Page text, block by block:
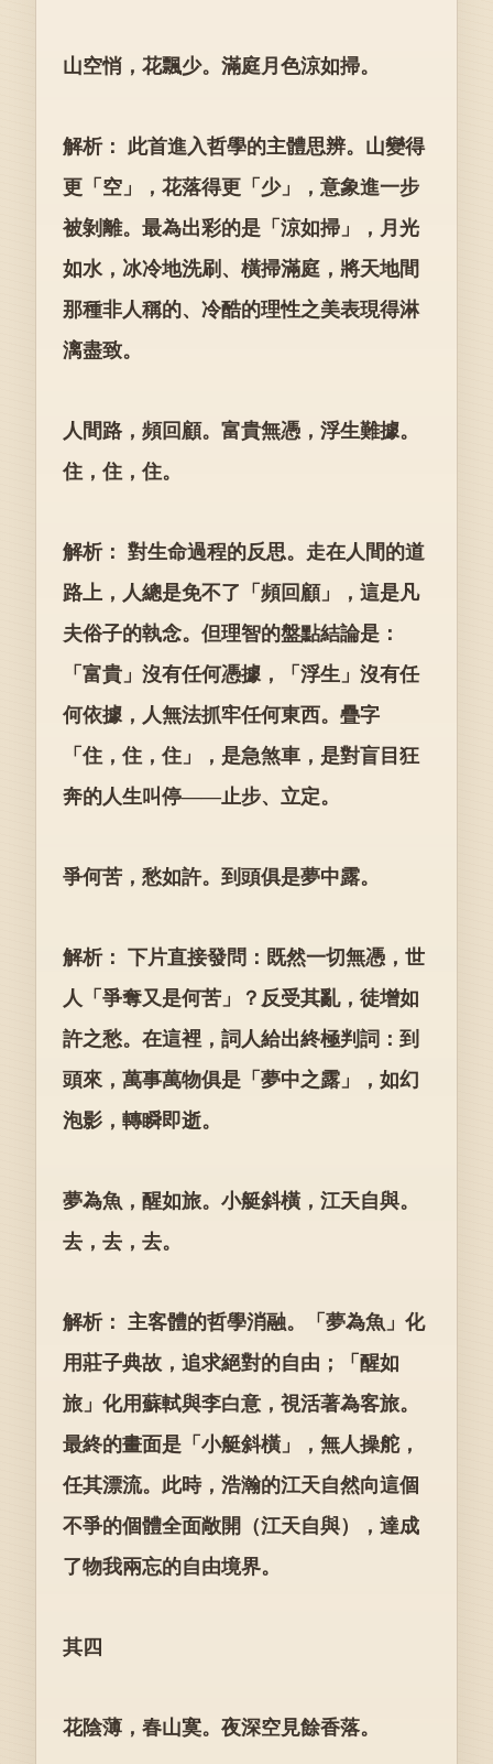
山空悄，花飄少。滿庭月色涼如掃。
解析： 此首進入哲學的主體思辨。山變得
更「空」，花落得更「少」，意象進一步
被剝離。最為出彩的是「涼如掃」，月光
如水，冰冷地洗刷、橫掃滿庭，將天地間
那種非人稱的、冷酷的理性之美表現得淋
漓盡致。
人間路，頻回顧。富貴無憑，浮生難據。
住，住，住。
解析： 對生命過程的反思。走在人間的道
路上，人總是免不了「頻回顧」，這是凡
夫俗子的執念。但理智的盤點結論是：
「富貴」沒有任何憑據，「浮生」沒有任
何依據，人無法抓牢任何東西。疊字
「住，住，住」，是急煞車，是對盲目狂
奔的人生叫停——止步、立定。
爭何苦，愁如許。到頭俱是夢中露。
解析： 下片直接發問：既然一切無憑，世
人「爭奪又是何苦」？反受其亂，徒增如
許之愁。在這裡，詞人給出終極判詞：到
頭來，萬事萬物俱是「夢中之露」，如幻
泡影，轉瞬即逝。
夢為魚，醒如旅。小艇斜橫，江天自與。
去，去，去。
解析： 主客體的哲學消融。「夢為魚」化
用莊子典故，追求絕對的自由；「醒如
旅」化用蘇軾與李白意，視活著為客旅。
最終的畫面是「小艇斜橫」，無人操舵，
任其漂流。此時，浩瀚的江天自然向這個
不爭的個體全面敞開（江天自與），達成
了物我兩忘的自由境界。
其四
花陰薄，春山寞。夜深空見餘香落。